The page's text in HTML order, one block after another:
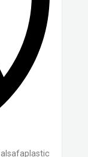
alsafaplastic